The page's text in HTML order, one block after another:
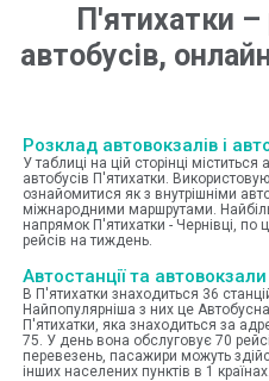
П'ятихатки –
автобусів,
Розклад автовокзалів і
У таблиці на цій сторінці
автобусів П'ятихатки.
ознайомитися як з внутрішніми
міжнародними маршрутами.
напрямок П'ятихатки - Чернівці, по
рейсів на тиждень.
Автостанції та
В П'ятихатки знаходиться 36
Найпопулярніша з них це Автобусна
П'ятихатки, яка знаходиться за
75. У день вона обслуговує 70
перевезень, пасажири можуть
інших населених пунктів в 1 країнах.